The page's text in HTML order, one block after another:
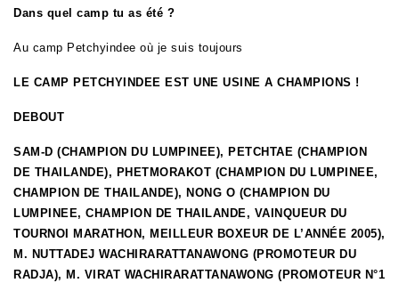
Dans quel camp tu as été ?
Au camp Petchyindee où je suis toujours
LE CAMP PETCHYINDEE EST UNE USINE A CHAMPIONS !
DEBOUT
SAM-D (CHAMPION DU LUMPINEE), PETCHTAE (CHAMPION
DE THAILANDE), PHETMORAKOT (CHAMPION DU LUMPINEE,
CHAMPION DE THAILANDE), NONG O (CHAMPION DU
LUMPINEE, CHAMPION DE THAILANDE, VAINQUEUR DU
TOURNOI MARATHON, MEILLEUR BOXEUR DE L’ANNÉE 2005),
M. NUTTADEJ WACHIRARATTANAWONG (PROMOTEUR DU
RADJA), M. VIRAT WACHIRARATTANAWONG (PROMOTEUR N°1